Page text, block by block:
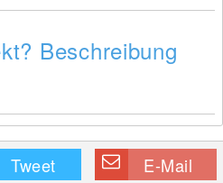
Beschreibung
Tweet E-Mail